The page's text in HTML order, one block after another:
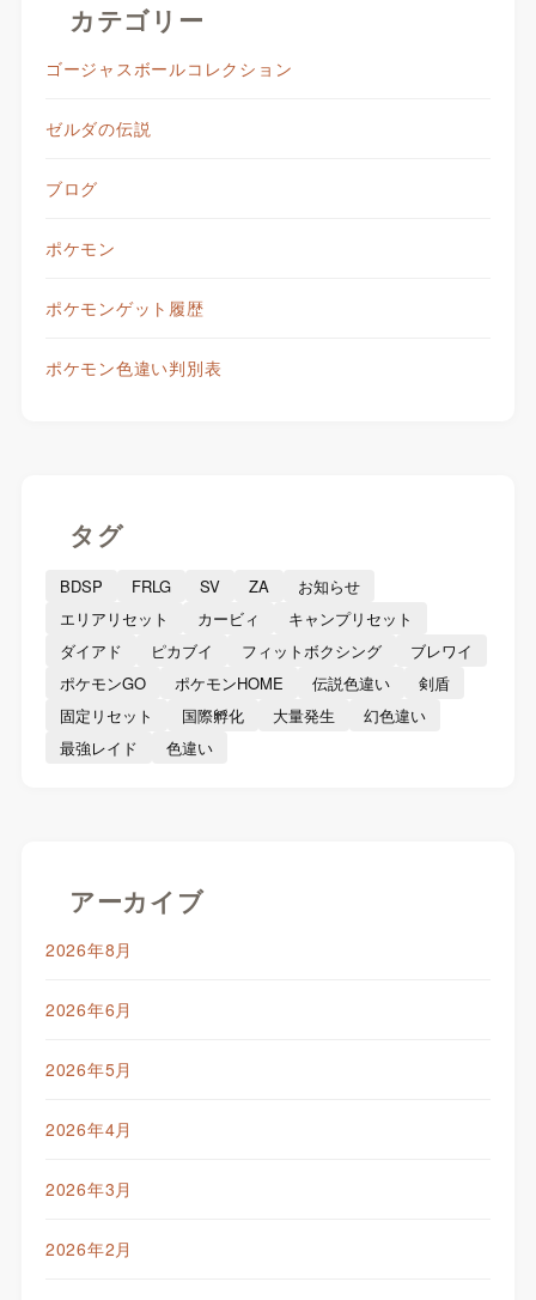
カテゴリー
ゴージャスボールコレクション
ゼルダの伝説
ブログ
ポケモン
ポケモンゲット履歴
ポケモン色違い判別表
タグ
BDSP FRLG SV ZA
お知らせ
エリアリセット
カービィ
キャンプリセット
ダイアド
ピカブイ フィットボクシング
ブレワイ
ポケモンGO
ポケモンHOME 伝説色違い
剣盾
固定リセット
国際孵化 大量発生
幻色違い
最強レイド
色違い
アーカイブ
2026年8月
2026年6月
2026年5月
2026年4月
2026年3月
2026年2月